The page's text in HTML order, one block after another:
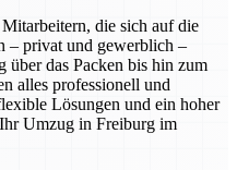
die sich auf die
– privat und gewerblich –
über das Packen bis hin zum
alles professionell und
Lösungen und ein hoher
Umzug in Freiburg im